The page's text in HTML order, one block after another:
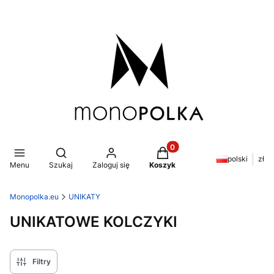
Menu
Otwórz wyszukiwarkę
Szukaj Zaloguj się
Produkty w koszyku: 0.
Koszyk
polski zł
Monopolka.eu UNIKATY
UNIKATOWE KOLCZYKI
Filtry